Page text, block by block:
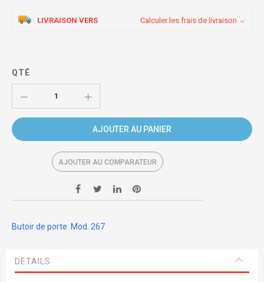
LIVRAISON VERS Calculer les frais de livraison
QTÉ
AJOUTER AU PANIER
AJOUTER AU COMPARATEUR
Butoir de porte Mod. 267
DETAILS